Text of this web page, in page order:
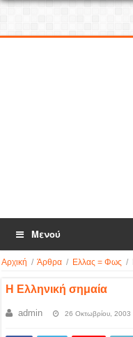
Μενού
Αρχική / Άρθρα / Ελλας = Φως /
Η Ελληνική σημαία
admin 26 Οκτωβρίου, 2003